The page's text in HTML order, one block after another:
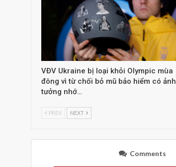
VĐV Ukraine bị loại khỏi Olympic mùa
đông vì từ chối bỏ mũ bảo hiểm có ảnh
tưởng nhớ…
PREV NEXT
Comments